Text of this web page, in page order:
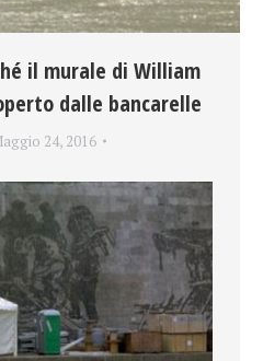
il murale di William
dalle bancarelle
24, 2016